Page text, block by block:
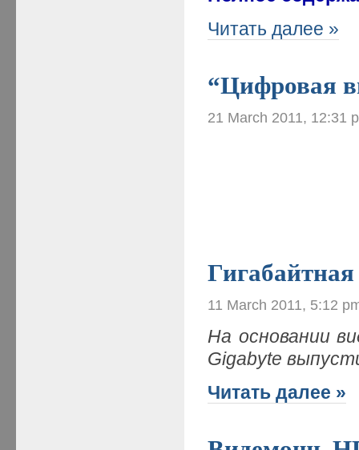
Читать далее »
“Цифровая
21 March 2011, 12:31
11 March 2011, 5:12
На основании
Gigabyte
Читать далее »